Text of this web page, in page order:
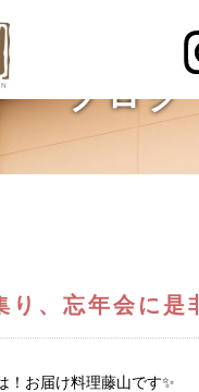
ブログ
り、忘年会に是
！お届け料理藤山です✨